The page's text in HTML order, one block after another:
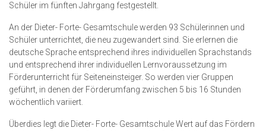
Schüler im fünften Jahrgang festgestellt.
An der Dieter- Forte- Gesamtschule werden 93 Schülerinnen und
Schüler unterrichtet, die neu zugewandert sind. Sie erlernen die
deutsche Sprache entsprechend ihres individuellen Sprachstands
und entsprechend ihrer individuellen Lernvoraussetzung im
Förderunterricht für Seiteneinsteiger. So werden vier Gruppen
geführt, in denen der Förderumfang zwischen 5 bis 16 Stunden
wöchentlich variiert.
Überdies legt die Dieter- Forte- Gesamtschule Wert auf das Fördern